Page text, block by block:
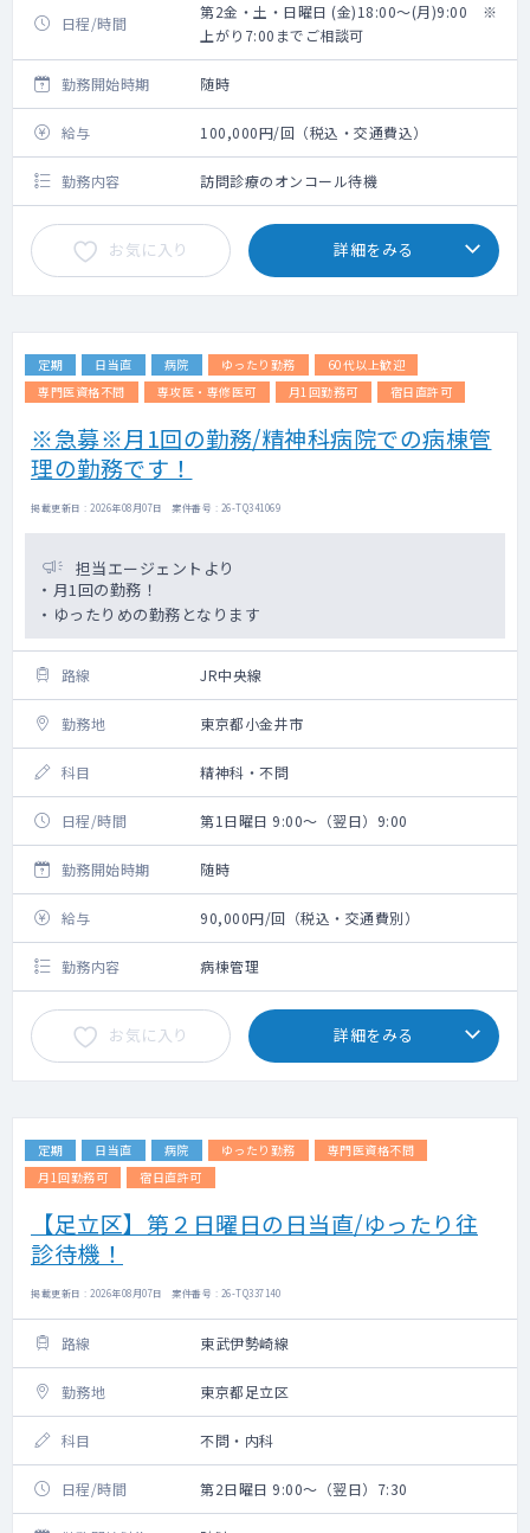
日程/時間
第2金・土・日曜日 (金)18:00～(月)9:00 ※
上がり7:00までご相談可
勤務開始時期 随時
給与 100,000円/回（税込・交通費込）
勤務内容 訪問診療のオンコール待機
お気に入り 詳細をみる
定期 日当直 病院 ゆったり勤務
60代以上歓迎
専門医資格不問
専攻医・専修医可 月1回勤務可 宿日直許可
※急募※月1回の勤務/精神科病院での病棟管
理の勤務です！
掲載更新日 : 2026年08月07日 案件番号 : 26-TQ341069
担当エージェントより
・月1回の勤務！
・ゆったりめの勤務となります
路線 JR中央線
勤務地 東京都小金井市
科目 精神科・不問
日程/時間 第1日曜日 9:00～（翌日）9:00
勤務開始時期 随時
給与 90,000円/回（税込・交通費別）
勤務内容 病棟管理
お気に入り 詳細をみる
定期 日当直 病院 ゆったり勤務
専門医資格不問
月1回勤務可
宿日直許可
【足立区】第２日曜日の日当直/ゆったり往
診待機！
掲載更新日 : 2026年08月07日 案件番号 : 26-TQ337140
路線 東武伊勢崎線
勤務地 東京都足立区
科目 不問・内科
日程/時間 第2日曜日 9:00～（翌日）7:30